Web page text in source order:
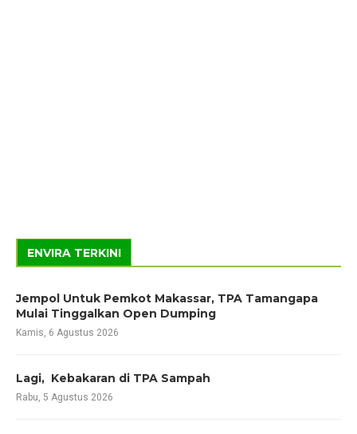
ENVIRA TERKINI
Jempol Untuk Pemkot Makassar, TPA Tamangapa
Mulai Tinggalkan Open Dumping
Kamis, 6 Agustus 2026
Lagi, Kebakaran di TPA Sampah
Rabu, 5 Agustus 2026